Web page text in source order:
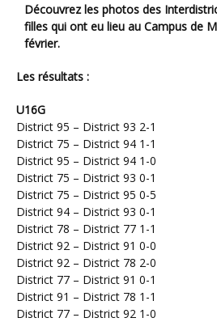
Découvrez les photos des Interdistricts U16 garçons et U14
filles qui ont eu lieu au Campus de
février.
Les résultats :
U16G
District 95 – District 93 2-1
District 75 – District 94 1-1
District 95 – District 94 1-0
District 75 – District 93 0-1
District 75 – District 95 0-5
District 94 – District 93 0-1
District 78 – District 77 1-1
District 92 – District 91 0-0
District 92 – District 78 2-0
District 77 – District 91 0-1
District 91 – District 78 1-1
District 77 – District 92 1-0